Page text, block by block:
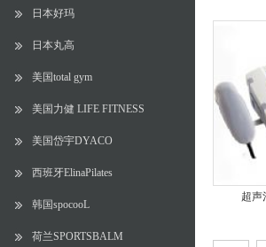
日本好玛
日本丸高
美国total gym
美国力健 LIFE FITNESS
美国岱宇DYACO
西班牙ElinaPilates
韩国spocooL
荷兰SPORTSBALM
超声